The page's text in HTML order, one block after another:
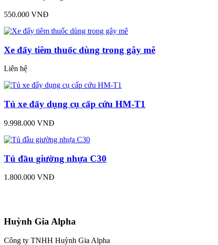
550.000 VNĐ
Xe đẩy tiêm thuốc dùng trong gây mê
Liên hệ
Tủ xe đẩy dụng cụ cấp cứu HM-T1
9.998.000 VNĐ
Tủ đầu giường nhựa C30
1.800.000 VNĐ
Huỳnh Gia Alpha
Công ty TNHH Huỳnh Gia Alpha